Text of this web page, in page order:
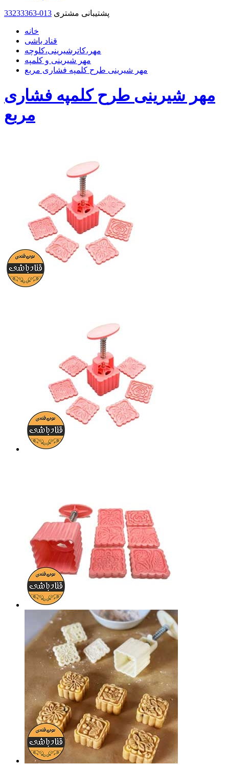
33233363-013 پشتیبانی مشتری
خانه
قناد باشی
مهر،کاترشیرینی،کلوچه
مهر شیرینی و کلمپه
مهر شیرینی طرح کلمپه فشاری مربع
مهر شیرینی طرح کلمپه فشاری
مربع